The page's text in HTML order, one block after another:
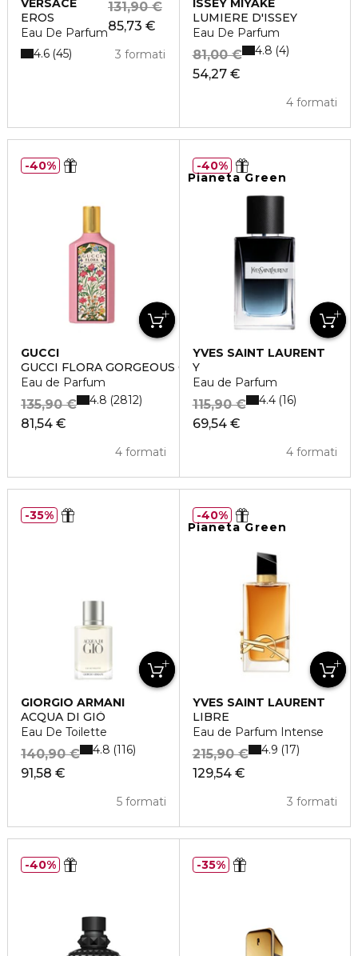
VERSACE
EROS
Eau De Parfum85,73 €
131,90 €
3 formati
4.6 45
ISSEY MIYAKE
LUMIERE D'ISSEY
Eau De Parfum
54,27 €
81,00 €
4 formati
4.8 4
GUCCI
GUCCI FLORA GORGEOUS GARDENIA
Eau de Parfum
81,54 €
135,90 €
4 formati
4.8 2812
40%
Pianeta Green
YVES SAINT LAURENT
Y
Eau de Parfum
69,54 €
115,90 €
4 formati
4.4 16
40%
GIORGIO ARMANI
ACQUA DI GIÒ
Eau De Toilette
91,58 €
140,90 €
5 formati
4.8 116
35%
Pianeta Green
YVES SAINT LAURENT
LIBRE
Eau de Parfum Intense
129,54 €
215,90 €
3 formati
4.9 17
40%
40% 35%